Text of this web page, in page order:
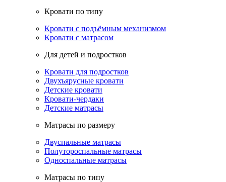
Кровати по типу
Кровати с подъёмным механизмом
Кровати с матрасом
Для детей и подростков
Кровати для подростков
Двухъярусные кровати
Детские кровати
Кровати-чердаки
Детские матрасы
Матрасы по размеру
Двуспальные матрасы
Полутороспальные матрасы
Односпальные матрасы
Матрасы по типу